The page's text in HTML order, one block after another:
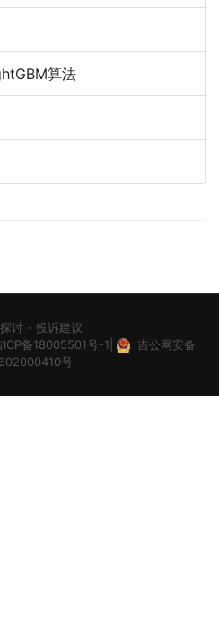
算法
讨 - 投诉建议
ICP备18005501号-1
吉公网安备
号